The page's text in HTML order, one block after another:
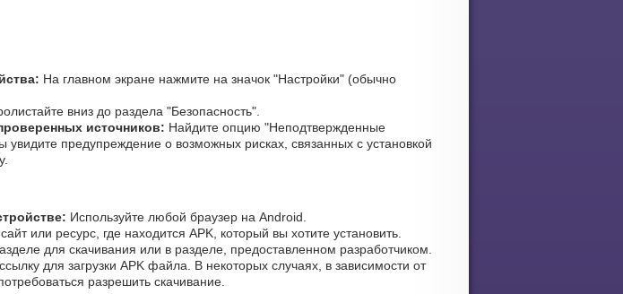
На главном экране нажмите на значок "Настройки" (обычно
вниз до раздела "Безопасность".
источников: Найдите опцию "Неподтвержденные
увидите предупреждение о возможных рисках, связанных с установкой
Используйте любой браузер на Android.
или ресурс, где находится APK, который вы хотите установить.
для скачивания или в разделе, предоставленном разработчиком.
для загрузки APK файла. В некоторых случаях, в зависимости от
разрешить скачивание.